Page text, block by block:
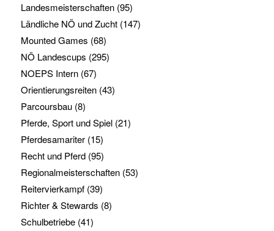
Landesmeisterschaften(95)
Ländliche NÖ und Zucht(147)
Mounted Games (68)
NÖ Landescups (295)
NOEPS Intern(67)
Orientierungsreiten(43)
Parcoursbau(8)
Pferde, Sport und Spiel(21)
Pferdesamariter(15)
Recht und Pferd(95)
Regionalmeisterschaften(53)
Reitervierkampf(39)
Richter & Stewards (8)
Schulbetriebe(41)